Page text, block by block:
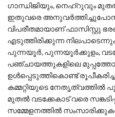
ഗാന്ധിജിയും, നെഹ്‌റുവും
ഇതുവരെ
വിപരീതമായാണ് ഫാസിസ്റ്റു
എടുത്തിരിക്കുന്ന നിലപാടെന്നും
പുന്നയൂർ, പുന്നയൂർക്കുളം,
പഞ്ചായത്തുകളിലെ
ഉൾപ്പെടുത്തികൊണ്ട്
കമ്മറ്റിയുടെ നേതൃത്വത്തിൽ
മുതൽ വടക്കേകാട് വരെ
സമ്മേളനത്തിൽ